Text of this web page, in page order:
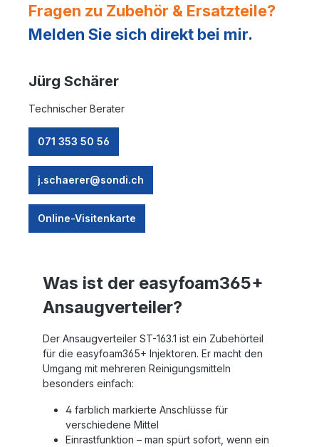
Fragen zu Zubehör & Ersatzteile?
Melden Sie sich direkt bei mir.
Jürg Schärer
Technischer Berater
071 353 50 56
j.schaerer@sondi.ch
Online-Visitenkarte
Was ist der easyfoam365+
Ansaugverteiler?
Der Ansaugverteiler ST-163.1 ist ein Zubehörteil
für die easyfoam365+ Injektoren. Er macht den
Umgang mit mehreren Reinigungsmitteln
besonders einfach:
4 farblich markierte Anschlüsse für
verschiedene Mittel
Einrastfunktion – man spürt sofort, wenn ein